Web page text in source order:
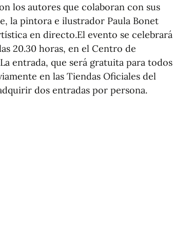
los autores que colaboran con sus
la pintora e ilustrador Paula Bonet
en directo.El evento se celebrará
20.30 horas, en el Centro de
entrada, que será gratuita para todos
en las Tiendas Oficiales del
dos entradas por persona.